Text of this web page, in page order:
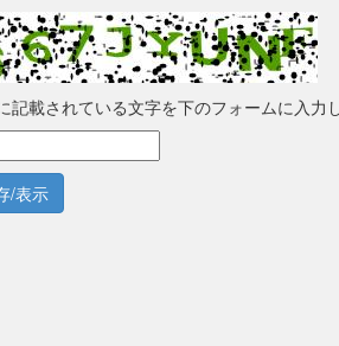
記載されている文字を下のフォームに入力
/表示